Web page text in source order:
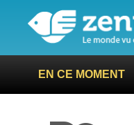
EN CE MOMENT
Langa Le